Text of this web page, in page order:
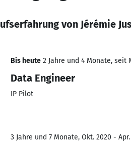
von Jérémie
Bis heute 2 Jahre und 4 Monate, seit
Data Engineer
IP Pilot
3 Jahre und 7 Monate, Okt. 2020 -